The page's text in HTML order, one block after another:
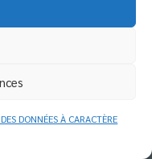
DONNÉES À CARACTÈRE
,Actus Seconde